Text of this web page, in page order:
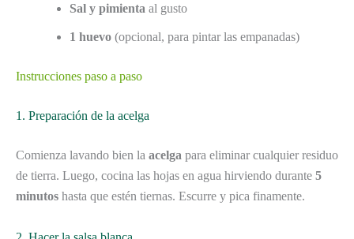
Sal y pimienta al gusto
1 huevo (opcional, para pintar las empanadas)
Instrucciones paso a paso
1. Preparación de la acelga
Comienza lavando bien la acelga para eliminar cualquier residuo
de tierra. Luego, cocina las hojas en agua hirviendo durante 5
minutos hasta que estén tiernas. Escurre y pica finamente.